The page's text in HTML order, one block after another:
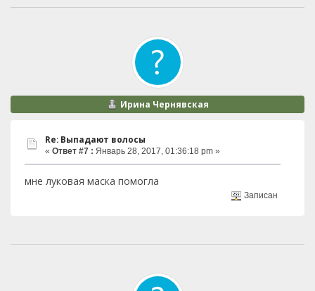
Ирина Чернявская
Re: Выпадают волосы
« Ответ #7 : Январь 28, 2017, 01:36:18 pm »
мне луковая маска помогла
Записан